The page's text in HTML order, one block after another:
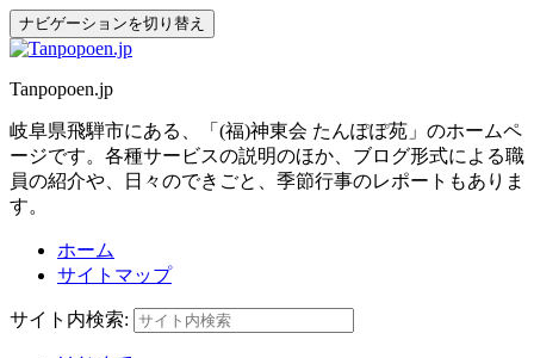
ナビゲーションを切り替え
Tanpopoen.jp
岐阜県飛騨市にある、「(福)神東会 たんぽぽ苑」のホームペ
ージです。各種サービスの説明のほか、ブログ形式による職
員の紹介や、日々のできごと、季節行事のレポートもありま
す。
ホーム
サイトマップ
サイト内検索: